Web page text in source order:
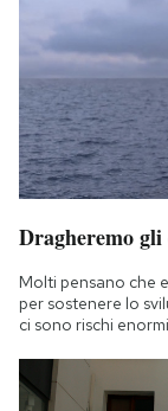
Dragheremo gli
Molti pensano che
per sostenere lo
ci sono rischi enormi